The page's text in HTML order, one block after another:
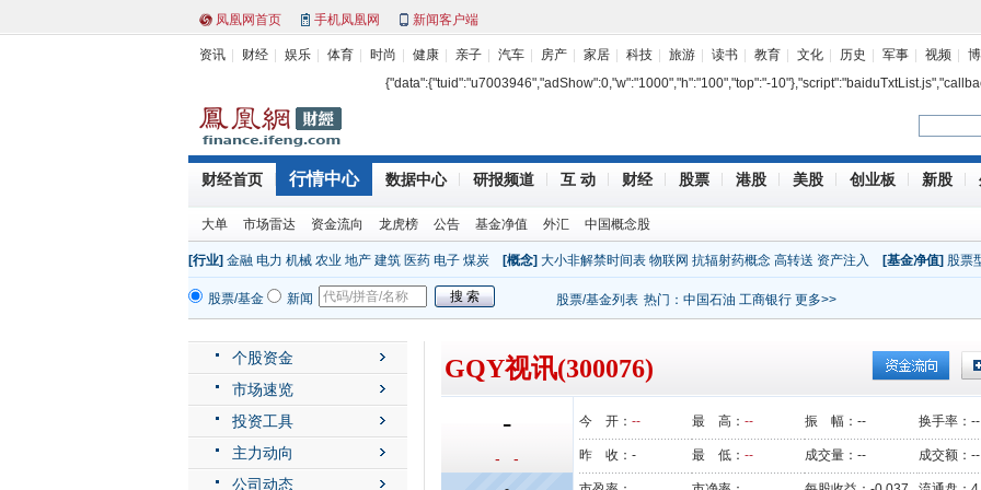
凤凰网首页 手机凤凰网 新闻客户端
资讯 财经 娱乐 体育 时尚 健康 亲子 汽车 房产 家居 科技 旅游 读书 教育 文化 历史 军事 视频
{"data":{"tuid":"u7003946","adShow":0,"w":"1000","h":"100","top":"-
财经首页 行情中心 数据中心 研报频道 互 动 财经 股票 港股 美股 创业板 新股
大单 市场雷达 资金流向 龙虎榜 公告 基金净值 外汇 中国概念股
[行业] 金融 电力 机械 农业 地产 建筑 医药 电子 煤炭 [概念] 大小非解禁时间表 物联网 抗辐射药概念 高转送 资产注入 [基金净值] 股票
股票/基金 新闻 股票/基金列表 热门： 中国石油 工商银行 更多>>
个股资金
市场速览
投资工具
主力动向
公司动态
GQY视讯(300076)
-
- -
今 开： -- 最 高： -- 振 幅： -- 换手率： --
昨 收： - 最 低： -- 成交量： -- 成交额： --